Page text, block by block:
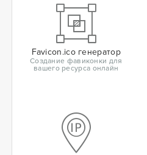
Favicon.ico генератор
Создание фавиконки для
вашего ресурса онлайн